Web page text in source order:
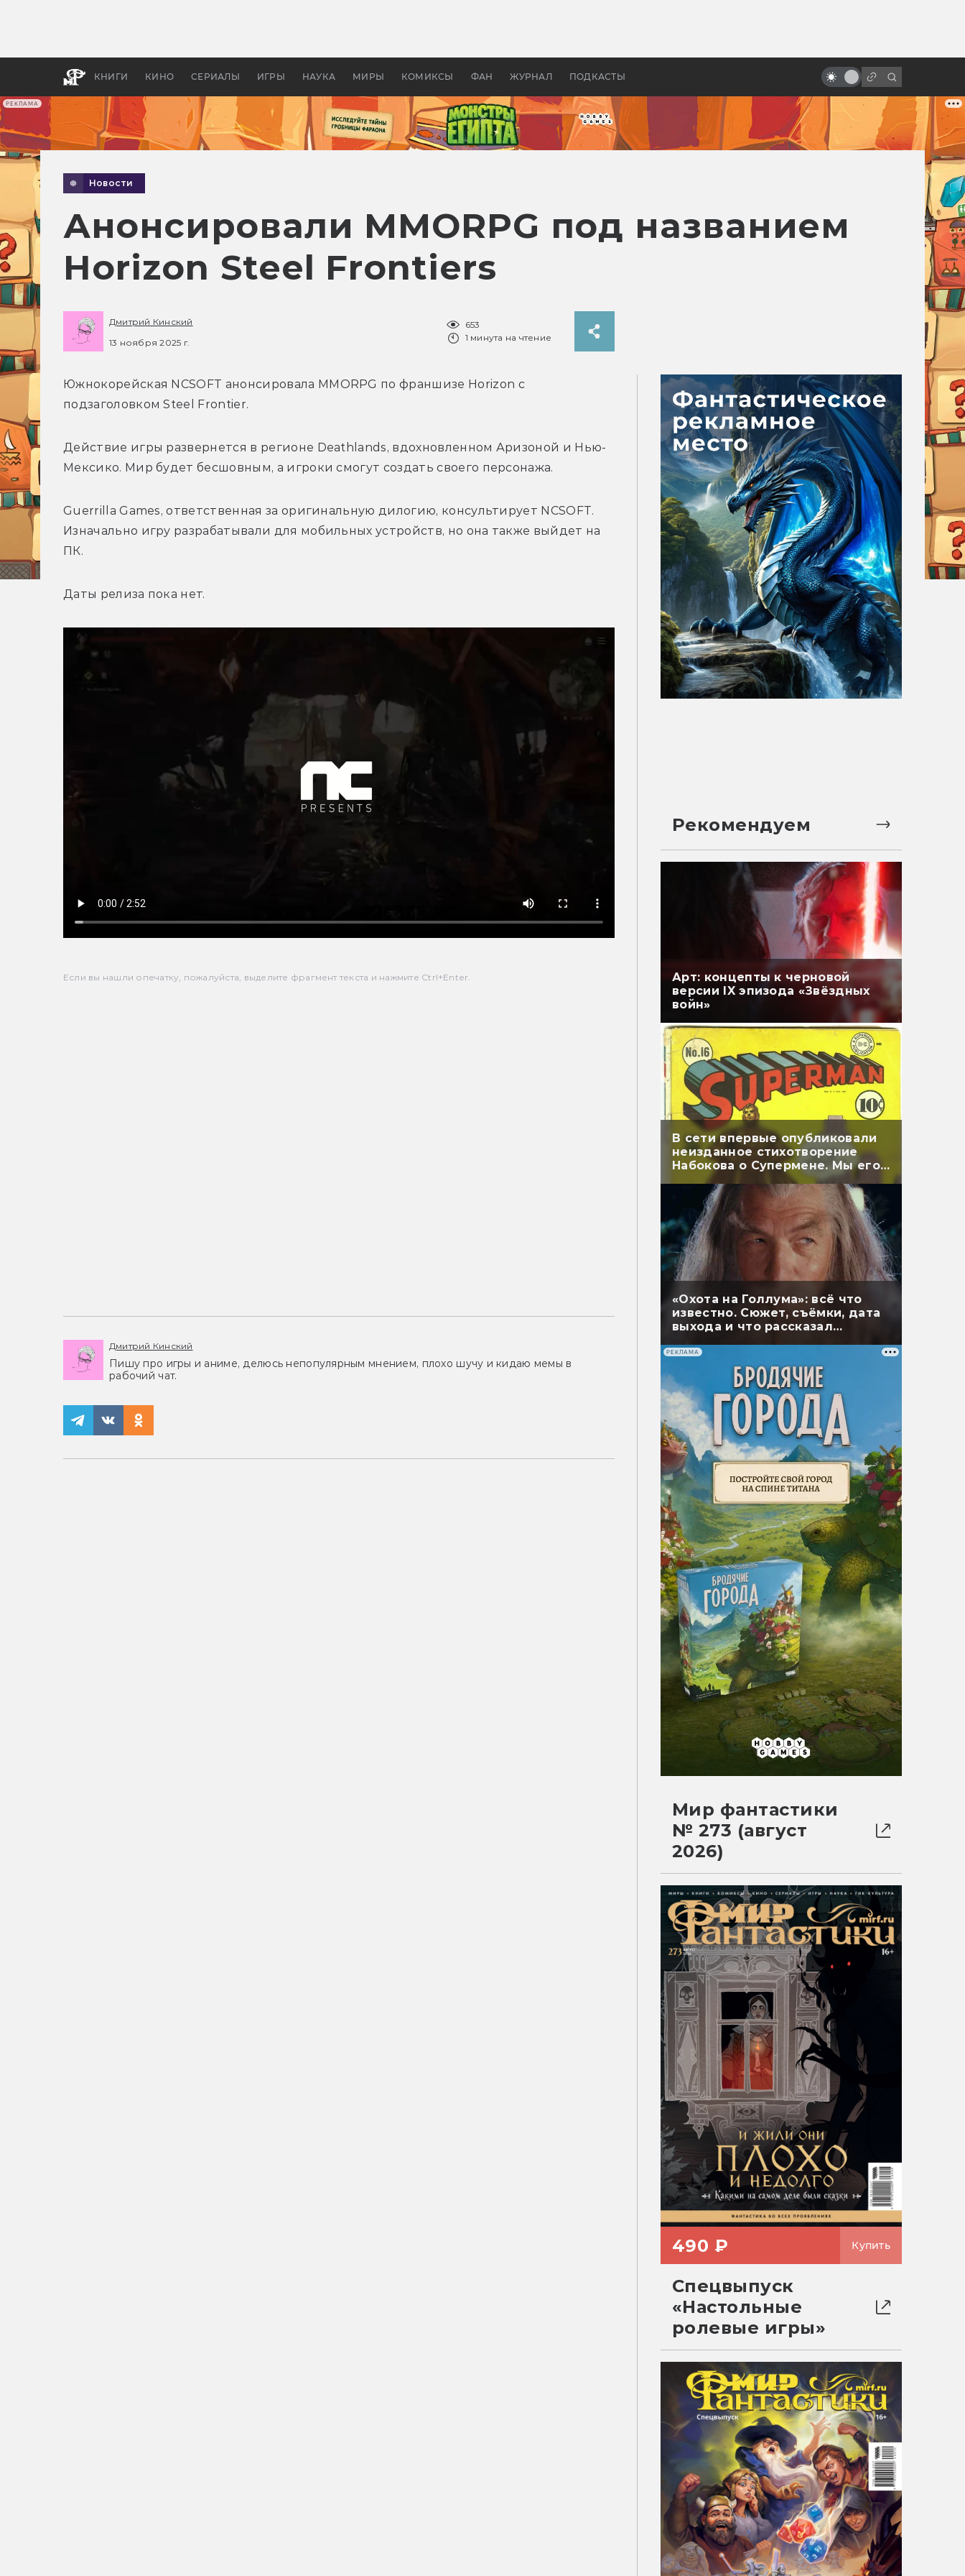
РЕКЛАМА
КНИГИ КИНО СЕРИАЛЫ ИГРЫ НАУКА МИРЫ КОМИКСЫ ФАН ЖУРНАЛ ПОДКАСТЫ
бы «Властелина колец»
Древней Грецией
младшего
Новости
Анонсировали MMORPG под названием
Horizon Steel Frontiers
Дмитрий Кинский
13 ноября 2025 г.
653
1 минута на чтение
Южнокорейская NCSOFT анонсировала MMORPG по франшизе Horizon с
подзаголовком Steel Frontier.
Действие игры развернется в регионе Deathlands, вдохновленном Аризоной и Нью-
Мексико. Мир будет бесшовным, а игроки смогут создать своего персонажа.
Guerrilla Games, ответственная за оригинальную дилогию, консультирует NCSOFT.
Изначально игру разрабатывали для мобильных устройств, но она также выйдет на
ПК.
Даты релиза пока нет.
Если вы нашли опечатку, пожалуйста, выделите фрагмент текста и нажмите Ctrl+Enter.
Дмитрий Кинский
Пишу про игры и аниме, делюсь непопулярным мнением, плохо шучу и кидаю мемы в
рабочий чат.
Рекомендуем
Арт: концепты к черновой
версии IX эпизода «Звёздных
войн»
В сети впервые опубликовали
неизданное стихотворение
Набокова о Супермене. Мы его
перевели
«Охота на Голлума»: всё что
известно. Сюжет, съёмки, дата
выхода и что рассказал
РЕКЛАМА
Мир фантастики
№ 273 (август
2026)
490 ₽ Купить
Спецвыпуск
«Настольные
ролевые игры»